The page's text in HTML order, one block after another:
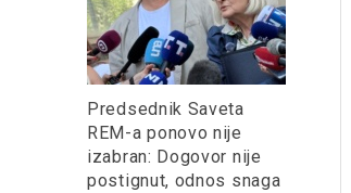
Predsednik Saveta
REM-a ponovo nije
izabran: Dogovor nije
postignut, odnos snaga